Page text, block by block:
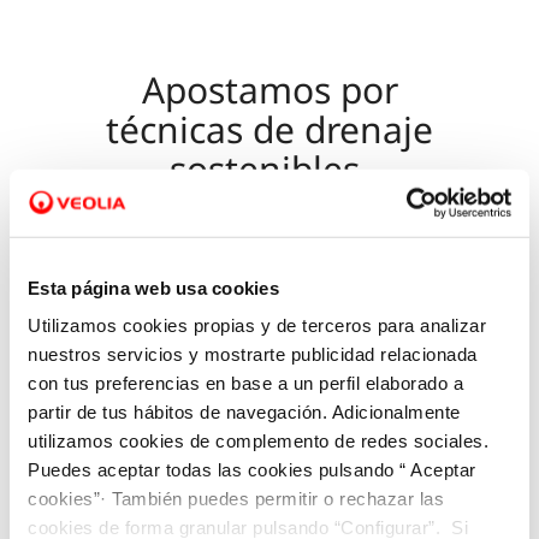
Esta página web usa cookies
Utilizamos cookies propias y de terceros para analizar
nuestros servicios y mostrarte publicidad relacionada
con tus preferencias en base a un perfil elaborado a
partir de tus hábitos de navegación. Adicionalmente
utilizamos cookies de complemento de redes sociales.
Puedes aceptar todas las cookies pulsando “ Aceptar
cookies”· También puedes permitir o rechazar las
cookies de forma granular pulsando “Configurar”. Si
Apostamos por
técnicas de drenaje
sostenibles
alcantarilladouna vez que ha sido empleada para
sus diferentes usos en hogares y empresas. Este
sistemafacilita la recogida de estas aguas
residuales y pluviales, y además posibilita el
transporte hasta las diferentes estaciones
depuradoras. Las estaciones de bombeo son
necesarias para impulsar el agua residual a las